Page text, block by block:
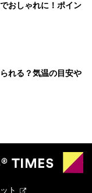
おしゃれに！ポイン
れる？気温の目安や
ト